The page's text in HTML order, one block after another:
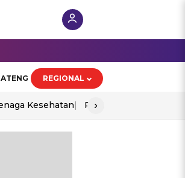
REGIONAL
Kesehatan Perang As-Iran
›